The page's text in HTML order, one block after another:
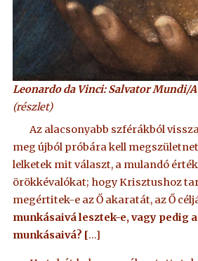
Leonardo da Vinci: Salvator Mundi/
(részlet)
Az alacsonyabb szférákból
meg újból próbára kell
lelketek mit választ, a mulandó
örökkévalókat; hogy Krisztushoz
megértitek-e az Ő akaratát, az Ő
munkásaivá lesztek-e, vagy pedig
munkásaivá? […]